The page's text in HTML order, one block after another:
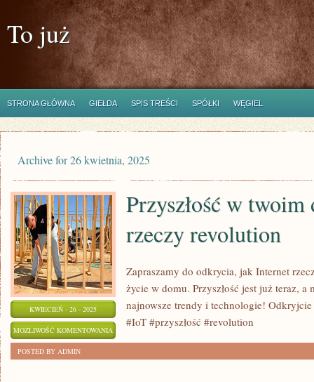
To już
STRONA GŁÓWNA GIEŁDA SPIS TREŚCI SPÓŁKI WĘGIEL
Archive for 26 kwietnia, 2025
KWIECIEŃ - 26 - 2025
MOŻLIWOŚĆ KOMENTOWANIA PRZYSZŁOŚĆ
ZOSTAŁA WYŁĄCZONA
Przyszłość w
rzeczy revolution
Zapraszamy do odkrycia, jak Internet
życie w domu. Przyszłość jest już teraz,
najnowsze trendy i technologie!
#IoT #przyszłość #revolution
POSTED BY ADMIN